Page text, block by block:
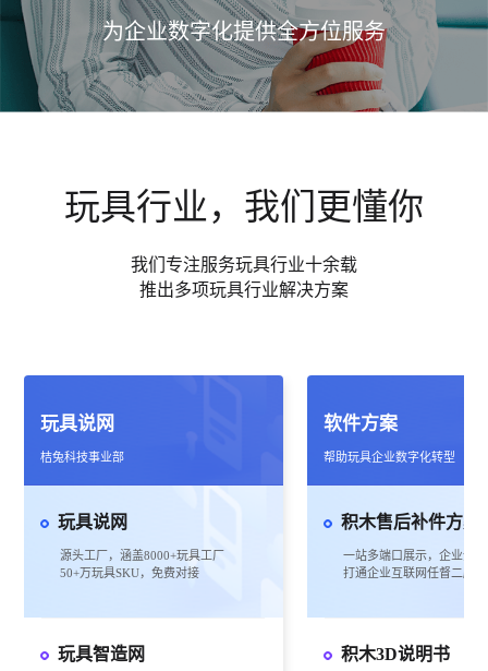
为企业数字化提供全方位服务
玩具行业，我们更懂你
我们专注服务玩具行业十余载
推出多项玩具行业解决方案
玩具说网
桔兔科技事业部
玩具说网
源头工厂，涵盖8000+玩具工厂
50+万玩具SKU，免费对接
玩具智造网
软件方案
帮助玩具企业数字化转型
积木售后补件方案
一站多端口展示，企业全
打通企业互联网任督二脉
积木3D说明书